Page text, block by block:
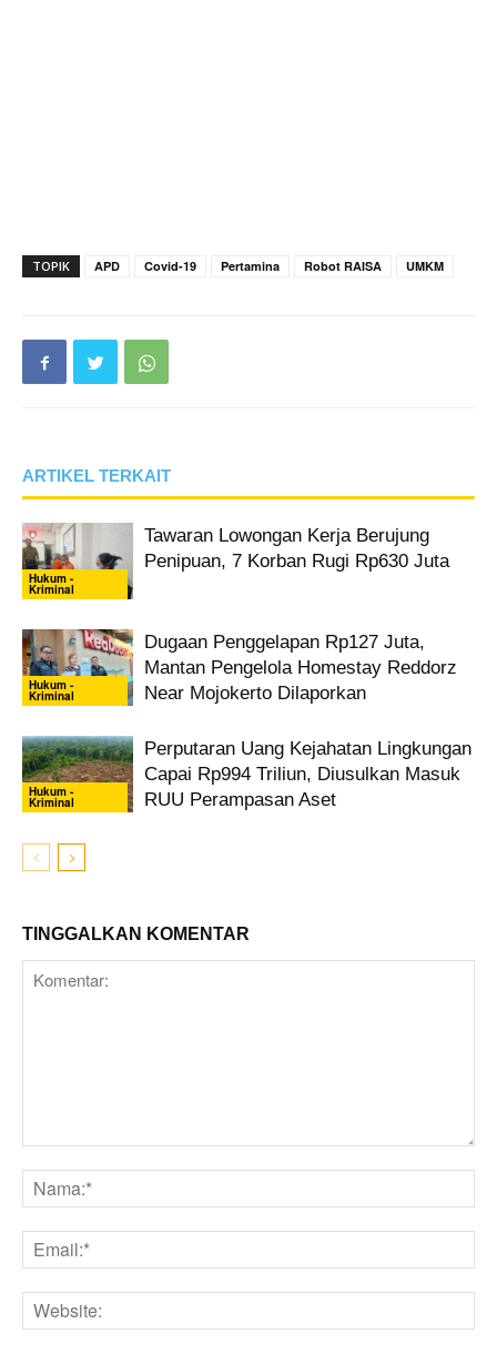
TOPIK APD Covid-19 Pertamina Robot RAISA UMKM
ARTIKEL TERKAIT
Hukum -
Kriminal
Tawaran Lowongan Kerja Berujung
Penipuan, 7 Korban Rugi Rp630 Juta
Hukum -
Kriminal
Dugaan Penggelapan Rp127 Juta,
Mantan Pengelola Homestay Reddorz
Near Mojokerto Dilaporkan
Hukum -
Kriminal
Perputaran Uang Kejahatan Lingkungan
Capai Rp994 Triliun, Diusulkan Masuk
RUU Perampasan Aset
TINGGALKAN KOMENTAR